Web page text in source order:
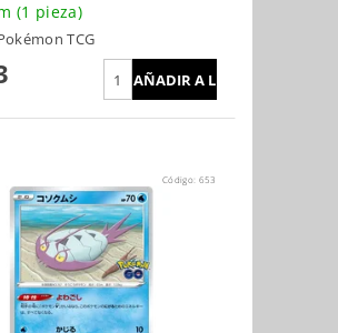
(1 pieza)
TCG
Código: 653